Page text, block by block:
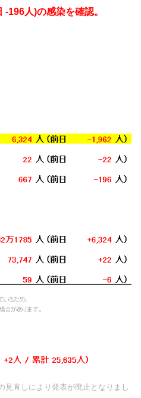
196人)の感染を確認。
見直しにより発表が廃止となりまし